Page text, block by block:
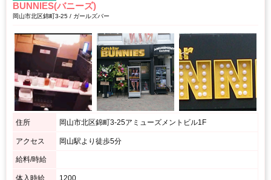
BUNNIES(バニーズ)
岡山市北区錦町3-25 / ガールズバー
住所 岡山市北区錦町3-25アミューズメントビル1F
アクセス 岡山駅より徒歩5分
給料/時給
体入時給 1200